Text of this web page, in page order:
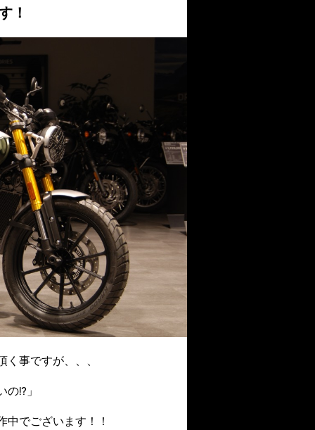
！
事ですが、、、
!?」
でございます！！